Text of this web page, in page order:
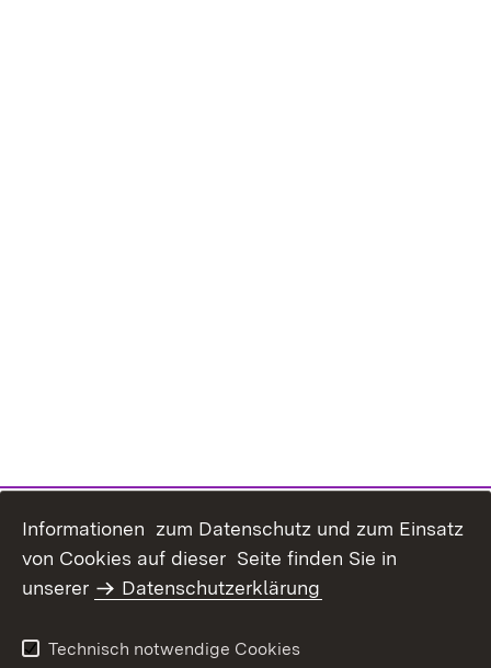
Informationen zum Datenschutz und zum Einsatz
von Cookies auf dieser Seite finden Sie in
unserer
Datenschutzerklärung
Technisch notwendige Cookies